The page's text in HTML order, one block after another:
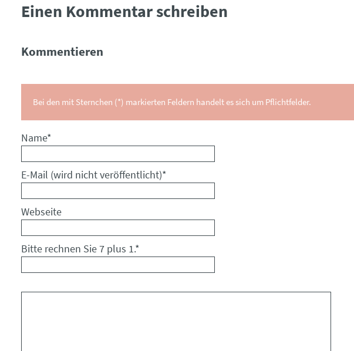
Einen Kommentar schreiben
Kommentieren
Bei den mit Sternchen (*) markierten Feldern handelt es sich um Pflichtfelder.
Pflichtfeld
Name*
Pflichtfeld
E-Mail (wird nicht veröffentlicht)*
Webseite
Bitte rechnen Sie 7 plus 1.*